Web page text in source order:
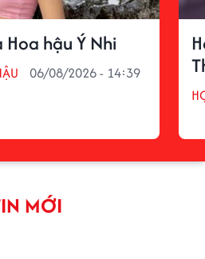
hậu Ý Nhi
06/08/2026 - 14:39
MỚI